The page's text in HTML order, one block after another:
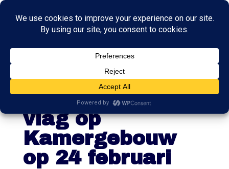
Meerderheid
voor Oekraïense
vlag op
Kamergebouw
op 24 februari